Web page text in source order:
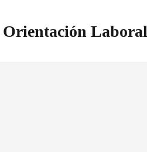
Orientación Laboral